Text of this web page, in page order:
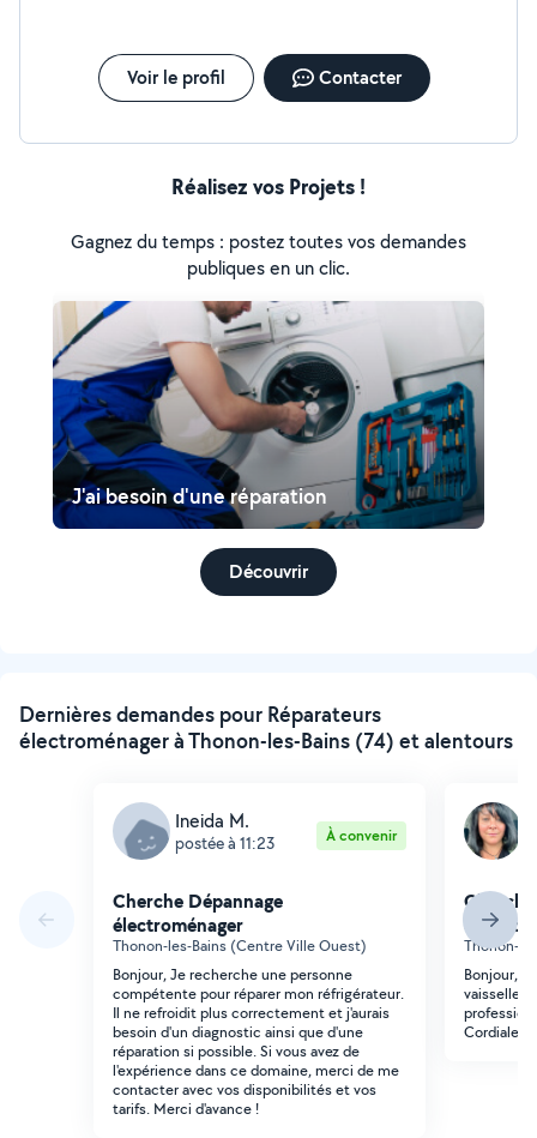
Voir le profil Contacter
Réalisez vos Projets !
Gagnez du temps : postez toutes vos demandes
publiques en un clic.
J'ai besoin d'une réparation
Découvrir
Dernières demandes pour Réparateurs
électroménager à Thonon-les-Bains (74) et alentours
Ineida M.
postée à 11:23 À convenir
Cherche Dépannage
électroménager
Thonon-les-Bains (Centre Ville Ouest)
Bonjour, Je recherche une personne
compétente pour réparer mon réfrigérateur.
Il ne refroidit plus correctement et j'aurais
besoin d'un diagnostic ainsi que d'une
réparation si possible. Si vous avez de
l'expérience dans ce domaine, merci de me
contacter avec vos disponibilités et vos
tarifs. Merci d'avance !
Thonon-
Bonjour,
vaisselle